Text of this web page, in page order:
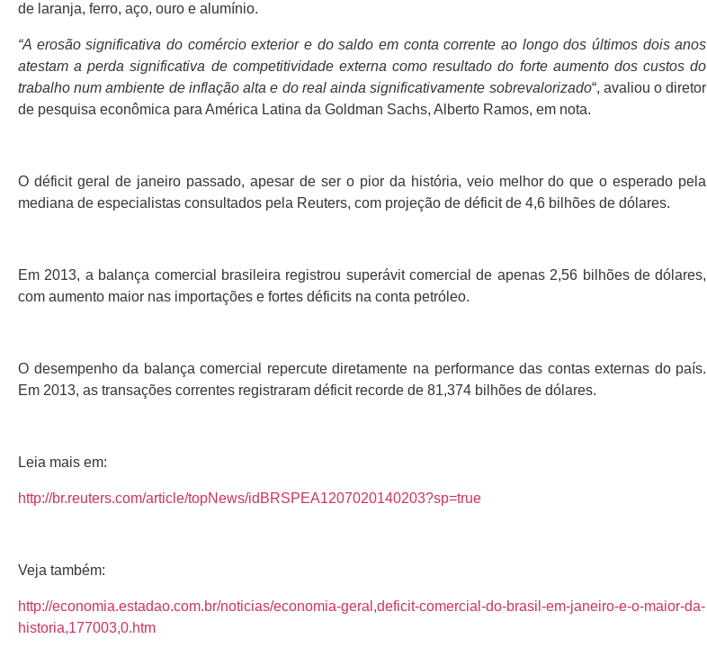
de laranja, ferro, aço, ouro e alumínio.
“A erosão significativa do comércio exterior e do saldo em conta corrente ao longo dos últimos dois anos
atestam a perda significativa de competitividade externa como resultado do forte aumento dos custos do
trabalho num ambiente de inflação alta e do real ainda significativamente sobrevalorizado“, avaliou o diretor
de pesquisa econômica para América Latina da Goldman Sachs, Alberto Ramos, em nota.
O déficit geral de janeiro passado, apesar de ser o pior da história, veio melhor do que o esperado pela
mediana de especialistas consultados pela Reuters, com projeção de déficit de 4,6 bilhões de dólares.
Em 2013, a balança comercial brasileira registrou superávit comercial de apenas 2,56 bilhões de dólares,
com aumento maior nas importações e fortes déficits na conta petróleo.
O desempenho da balança comercial repercute diretamente na performance das contas externas do país.
Em 2013, as transações correntes registraram déficit recorde de 81,374 bilhões de dólares.
Leia mais em:
http://br.reuters.com/article/topNews/idBRSPEA1207020140203?sp=true
Veja também:
http://economia.estadao.com.br/noticias/economia-geral,deficit-comercial-do-brasil-em-janeiro-e-o-maior-da-
historia,177003,0.htm